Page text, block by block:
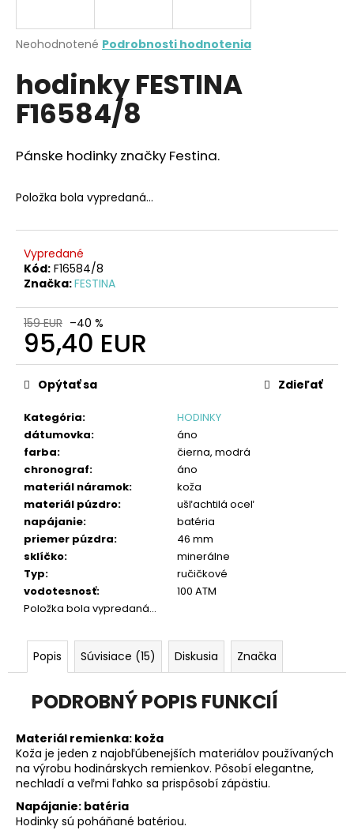
Priemerné
produktu
je
0,0
hviezdičiek.
Neohodnotené Podrobnosti hodnotenia
hodinky FESTINA
F16584/8
Pánske hodinky značky Festina.
Položka bola vypredaná…
Vypredané
Kód: F16584/8
Značka:FESTINA
159 EUR –40 %
95,40 EUR
Jednotková
cena:
Kategória:
HODINKY
dátumovka:
áno
farba:
čierna, modrá
chronograf:
áno
materiál náramok:
koža
materiál púzdro:
ušľachtilá oceľ
napájanie:
batéria
priemer púzdra:
46 mm
sklíčko:
minerálne
Typ:
ručičkové
vodotesnosť:
100 ATM
Položka bola vypredaná…
Opýtať sa Zdieľať
Popis Súvisiace (15) Diskusia Značka
PODROBNÝ POPIS FUNKCIÍ
Materiál remienka: koža
Koža je jeden z najobľúbenejších materiálov používaných
na výrobu hodinárskych remienkov. Pôsobí elegantne,
nechladí a veľmi ľahko sa prispôsobí zápästiu.
Napájanie: batéria
Hodinky sú poháňané batériou.
j
ť
?
O
d
p
o
ú
m
e